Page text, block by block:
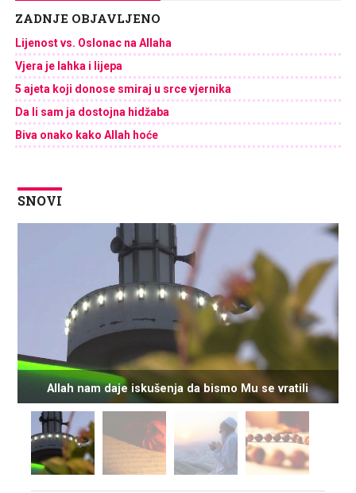
ZADNJE OBJAVLJENO
Lijenost vs. Oslonac na Allaha
Vjera je lahka i lijepa
5 ajeta koji donose smiraj u srce vjernika
Da li sam ja dostojna hidžaba
Biva onako kako Allah hoće
SNOVI
Allah nam daje iskušenja da bismo Mu se vratili